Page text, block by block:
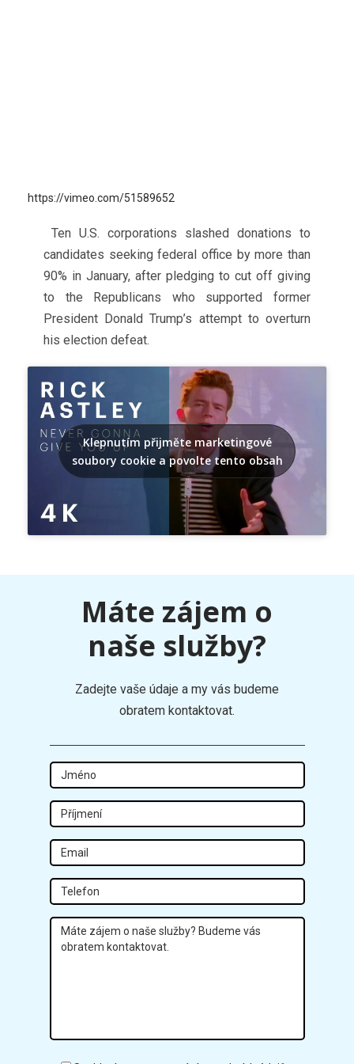
https://vimeo.com/51589652
Ten U.S. corporations slashed donations to
candidates seeking federal office by more than
90% in January, after pledging to cut off giving
to the Republicans who supported former
President Donald Trump’s attempt to overturn
his election defeat.
Klepnutím přijměte marketingové
soubory cookie a povolte tento obsah
Máte zájem o
naše služby?
Zadejte vaše údaje a my vás budeme
obratem kontaktovat.
Zpráva